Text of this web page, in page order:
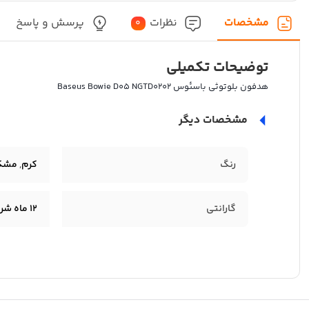
مشخصات نظرات 0 پرسش و پاسخ
توضیحات تکمیلی
هدفون بلوتوثی باسئوس Baseus Bowie D05 NGTD0202
مشخصات دیگر
رنگ کرم,
گارانتی 12 ماه شرکتی